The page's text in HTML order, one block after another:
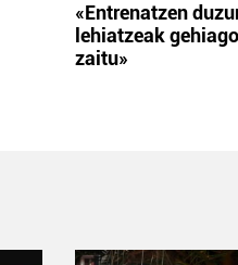
«Entrenatzen
lehiatzeak
zaitu»